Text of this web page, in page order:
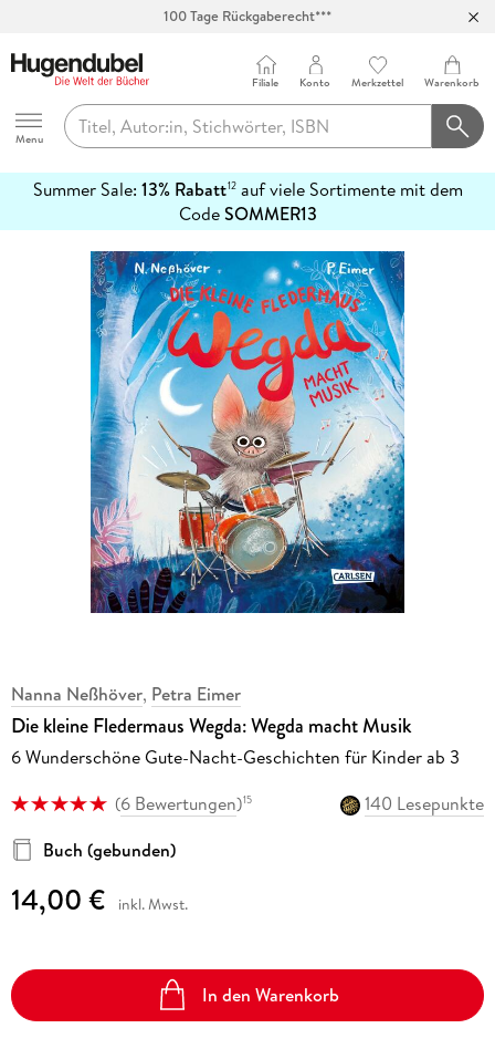
100 Tage Rückgaberecht***
Hugendubel
Menu
Filiale Konto Merkzettel Warenkorb
Summer Sale: 13% Rabatt12auf viele Sortimente mit dem
CodeSOMMER13
erfahren
Nanna Neßhöver, Petra Eimer
Die kleine Fledermaus Wegda: Wegda macht Musik
6 Wunderschöne Gute-Nacht-Geschichten für Kinder ab 3
(6 Bewertungen)15
140 Lesepunkte
Buch (gebunden)
14,00 € inkl. Mwst.
In den Warenkorb